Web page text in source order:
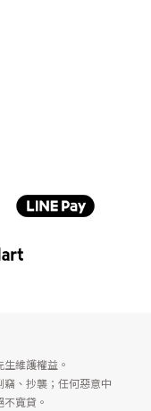
維護權益。
、抄襲；任何惡意中
寬貸。